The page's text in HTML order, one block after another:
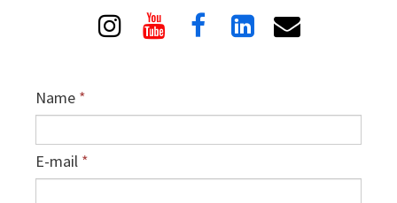
    
Name *
E-mail *